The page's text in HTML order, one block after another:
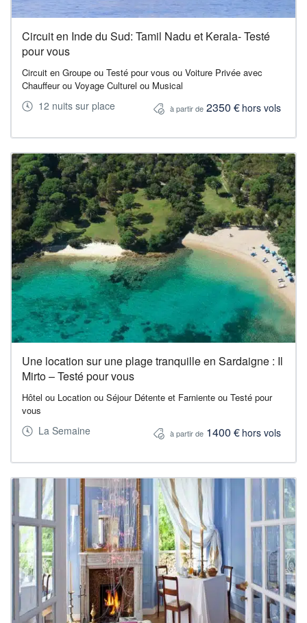
Circuit en Inde du Sud: Tamil Nadu et Kerala- Testé
pour vous
Circuit en Groupe ou Testé pour vous ou Voiture Privée avec
Chauffeur ou Voyage Culturel ou Musical
12 nuits sur place à partir de 2350 € hors vols
Une location sur une plage tranquille en Sardaigne : Il
Mirto – Testé pour vous
Hôtel ou Location ou Séjour Détente et Farniente ou Testé pour
vous
La Semaine à partir de 1400 € hors vols